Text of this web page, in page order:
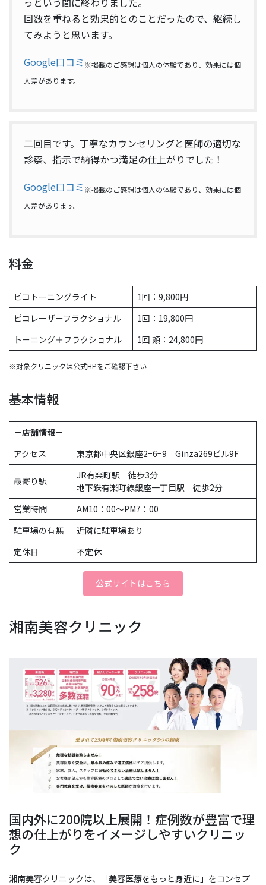
回数を重ねると効果的とのことだったので、継続し
てみようと思います。
Google口コミ ※掲載のご感想は個人の体験であり、効果には個
人差があります。
二回目です。丁寧なカウンセリングと医師の適切な
診察、指示で納得かつ満足の仕上がりでした！
Google口コミ ※掲載のご感想は個人の体験であり、効果には個
人差があります。
料金
ピコトーニングライト
1回：9,800円
ピコレーザーフラクショナル
1回：19,800円
トーニング＋フラクショナル
1回 頬：24,800円
※対象クリニックは公式HPをご確認下さい
基本情報
－店舗情報－
アクセス
東京都中央区銀座2−6−9 Ginza269ビル9F
最寄り駅
JR有楽町駅 徒歩3分
地下鉄有楽町線銀座一丁目駅 徒歩2分
営業時間
AM10：00〜PM7：00
駐車場の有無
近隣に駐車場あり
定休日
不定休
公式サイトはこちら
湘南美容クリニック
国内外に200院以上展開！症例数が豊富で理
想の仕上がりをイメージしやすいクリニッ
ク
湘南美容クリニックは、「美容医療をもっと身近に」をコンセプ